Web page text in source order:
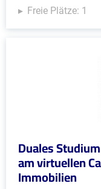
Freie Plätze: 1
Duales
am virtuellen
Immobilien